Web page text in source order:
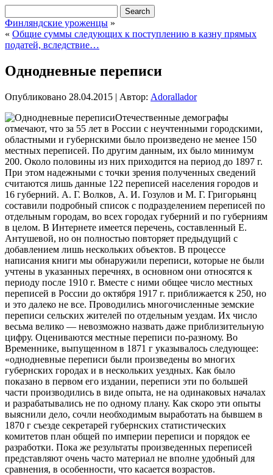
Финляндские уроженцы »
« Общие суммы следующих к поступлению в казну прямых
податей, вследствие…
Однодневные переписи
Опубликовано 28.04.2015 | Автор: Adorallador
Отечественные демографы
отмечают, что за 55 лет в России с неучтенными городскими,
областными и губернскими было произведено не менее 150
местных переписей. По другим данным, их было минимум
200. Около половины из них приходится на период до 1897 г.
При этом надежными с точки зрения полученных сведений
считаются лишь данные 122 переписей населения городов и
16 губерний. А. Г. Волков, А. И. Гозулов и М. Г. Григорьянц
составили подробный список с подразделением переписей по
отдельным городам, во всех городах губерний и по губерниям
в целом. В Интернете имеется перечень, составленный Е.
Антушевой, но он полностью повторяет предыдущий с
добавлением лишь нескольких объектов. В процессе
написания книги мы обнаружили переписи, которые не были
учтены в указанных перечнях, в основном они относятся к
периоду после 1910 г. Вместе с ними общее число местных
переписей в России до октября 1917 г. приближается к 250, но
и это далеко не все. Проводились многочисленные земские
переписи сельских жителей по отдельным уездам. Их число
весьма велико — невозможно назвать даже приблизительную
цифру. Оцениваются местные переписи по-разному. Во
Временнике, выпущенном в 1871 г указывалось следующее:
«однодневные переписи были произведены во многих
губернских городах и в нескольких уездных. Как было
показано в первом его издании, переписи эти по большей
части производились в виде опыта, не на одинаковых началах
и разрабатывались не по одному плану. Как скоро эти опыты
выяснили дело, сочли необходимым выработать на бывшем в
1870 г съезде секретарей губернских статистических
комитетов план общей по империи переписи и порядок ее
разработки. Пока же результаты произведенных переписей
представляют очень часто материал не вполне удобный для
сравнения, в особенности, что касается возрастов.